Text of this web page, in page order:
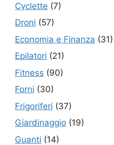
Cyclette (7)
Droni (57)
Economia e Finanza (31)
Epilatori (21)
Fitness (90)
Forni (30)
Frigoriferi (37)
Giardinaggio (19)
Guanti (14)